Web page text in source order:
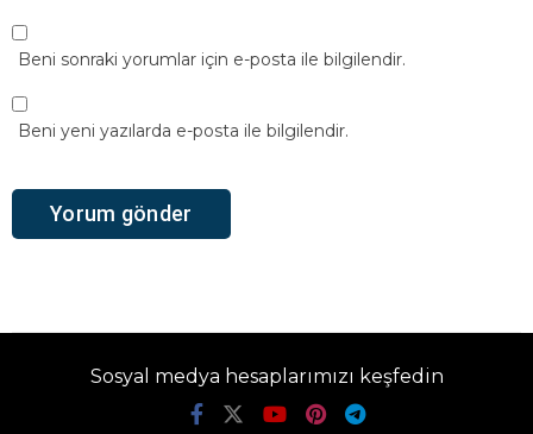
Beni sonraki yorumlar için e-posta ile bilgilendir.
Beni yeni yazılarda e-posta ile bilgilendir.
Sosyal medya hesaplarımızı keşfedin